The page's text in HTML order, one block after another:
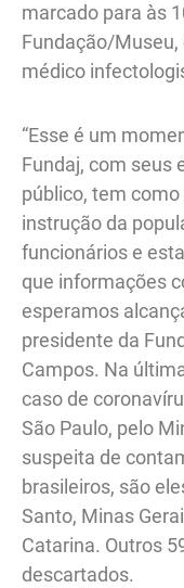
marcado para às
Fundação/
médico
“Esse é um
Fundaj, com seus
público, tem
instrução da
funcionários e
que informações
esperamos
presidente da
Campos. Na
caso de
São Paulo, pelo
suspeita de
brasileiros, são
Santo, Minas
Catarina. Outros
descartados.